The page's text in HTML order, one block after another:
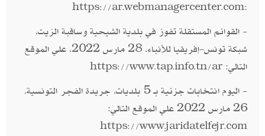
:
https://ar.webmanagercenter.com
- القوائم المستقلة تفوز في بلدية الشيحية وساقبة الزيت،
شبكة تونس-إفريقيا للأنباء، 28 مارس 2022، علي الموقع
التالي: https://www.tap.info.tn/ar
- اليوم انتخابات جزئية بـ 5 بلديات، جريدة الفجر التونسية،
26 مارس 2022 علي الموقع التالي:
https://www.jaridatelfejr.com